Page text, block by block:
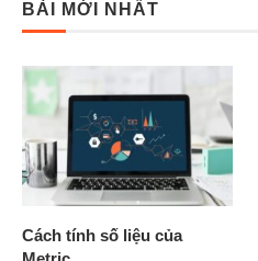
BÀI MỚI NHẤT
Cách tính số liệu của